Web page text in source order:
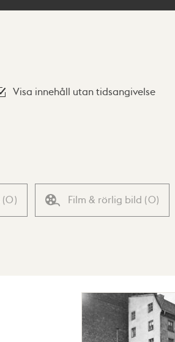
Visa innehåll utan tidsangivelse
(0) Film & rörlig bild (0)